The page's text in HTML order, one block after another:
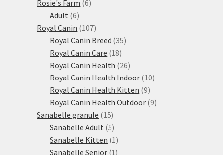
Rosie's Farm 66
Adult 66
produktů
Royal Canin 107107
produktů
Royal Canin Breed 3535
Royal Canin Care 1818
produktů
Royal Canin Health 2626
produktů
Royal Canin Health Indoor 1010
Royal Canin Health Kitten 99
produktů
Royal Canin Health Outdoor 99
Sanabelle granule 1515
produktů
Sanabelle Adult 55
produktů
Sanabelle Kitten 1 1
produkt
Sanabelle Senior 1 1